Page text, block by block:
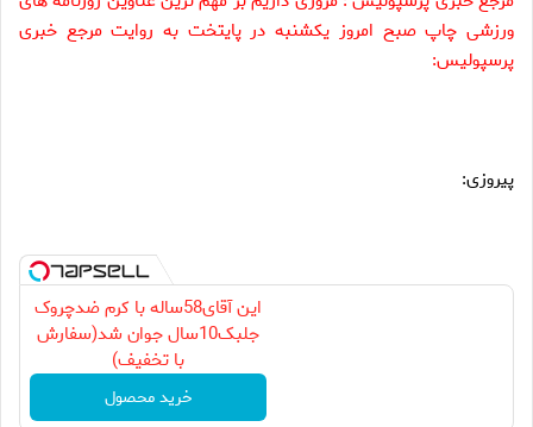
ورزشی چاپ صبح امروز یکشنبه در پایتخت به روایت مرجع خبری
پرسپولیس:
پیروزی:
این آقای58ساله با کرم ضدچروک
جلبک10سال جوان شد(سفارش
با تخفیف)
خرید محصول